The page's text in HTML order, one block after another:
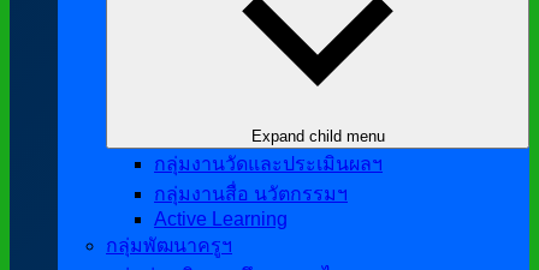
Expand child menu
กลุ่มงานวัดและประเมินผลฯ
กลุ่มงานสื่อ นวัตกรรมฯ
Active Learning
กลุ่มพัฒนาครูฯ